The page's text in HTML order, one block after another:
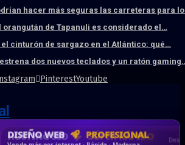
hacer más seguras las carreteras para
orangután de Tapanuli es considerado el…
el cinturón de sargazo en el Atlántico: qué…
dos nuevos teclados y un ratón
PinterestYoutube
HOSTING SSD SÚPER RÁPIDO
DISEÑO WEB PROFESIONAL
CRM & DASHBOARD A MEDIDA
CORREO CORPORATIVO